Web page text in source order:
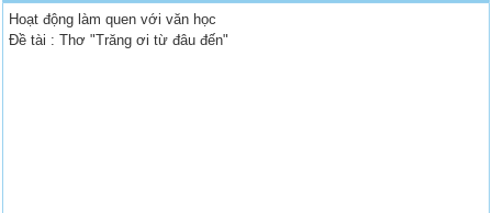
Hoạt động làm quen với văn học
Đề tài : Thơ "Trăng ơi từ đâu đến"